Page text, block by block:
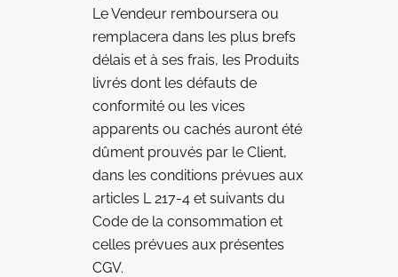
Le Vendeur remboursera ou
remplacera dans les plus brefs
délais et à ses frais, les Produits
livrés dont les défauts de
conformité ou les vices
apparents ou cachés auront été
dûment prouvés par le Client,
dans les conditions prévues aux
articles L 217-4 et suivants du
Code de la consommation et
celles prévues aux présentes
CGV.